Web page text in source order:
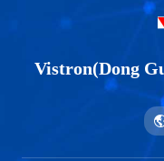
Vistron(Dong